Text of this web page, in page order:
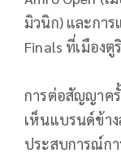
มิวนิก) และกา
Finals ที่เมืองตู
การต่อสัญญาครั้
เห็นแบรนด์ข้า
ประสบการณ์ก